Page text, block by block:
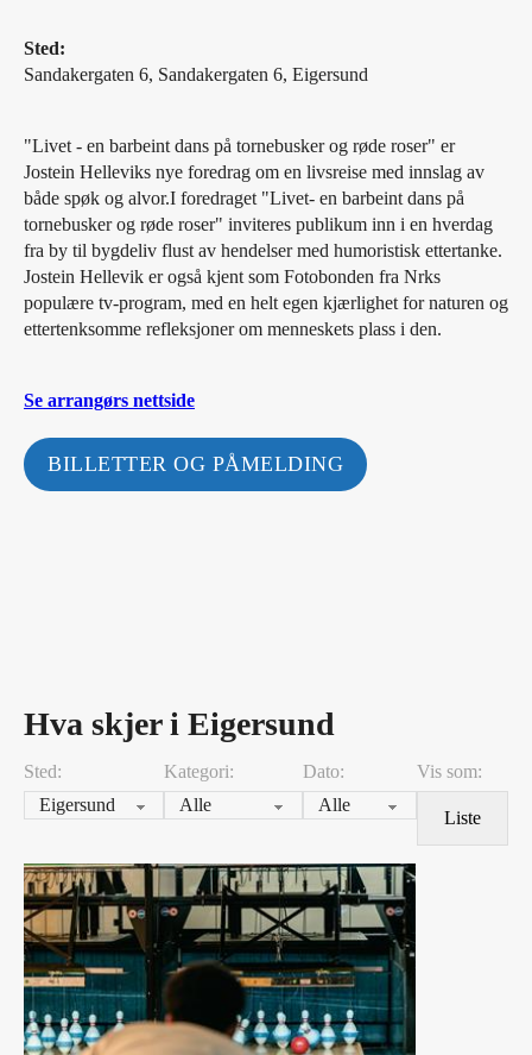
Sted:
Sandakergaten 6, Sandakergaten 6, Eigersund
"Livet - en barbeint dans på tornebusker og røde roser" er
Jostein Helleviks nye foredrag om en livsreise med innslag av
både spøk og alvor.I foredraget "Livet- en barbeint dans på
tornebusker og røde roser" inviteres publikum inn i en hverdag
fra by til bygdeliv flust av hendelser med humoristisk ettertanke.
Jostein Hellevik er også kjent som Fotobonden fra Nrks
populære tv-program, med en helt egen kjærlighet for naturen og
ettertenksomme refleksjoner om menneskets plass i den.
Se arrangørs nettside
BILLETTER OG PÅMELDING
Hva skjer i Eigersund
Sted: Kategori: Dato: Vis som:
Liste